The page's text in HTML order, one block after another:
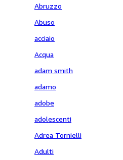
Abruzzo
Abuso
acciaio
Acqua
adam smith
adamo
adobe
adolescenti
Adrea Tornielli
Adulti